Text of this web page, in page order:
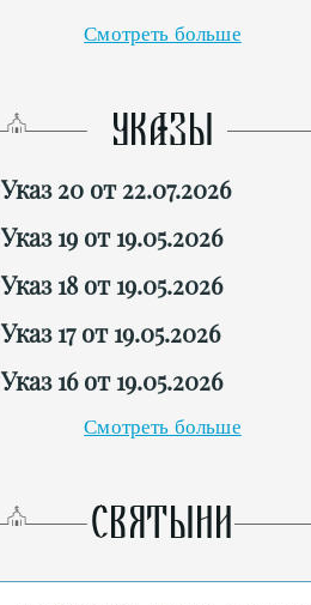
Смотреть больше
УКАЗЫ
Указ 20 от 22.07.2026
Указ 19 от 19.05.2026
Указ 18 от 19.05.2026
Указ 17 от 19.05.2026
Указ 16 от 19.05.2026
Смотреть больше
СВЯТЫНИ